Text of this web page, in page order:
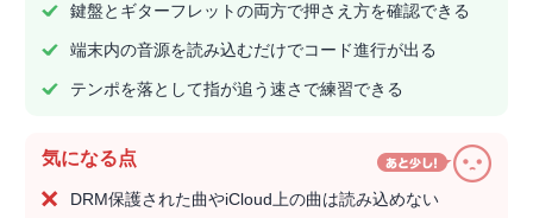
鍵盤とギターフレットの両方で押さえ方を確認できる
端末内の音源を読み込むだけでコード進行が出る
テンポを落として指が追う速さで練習できる
気になる点
DRM保護された曲やiCloud上の曲は読み込めない